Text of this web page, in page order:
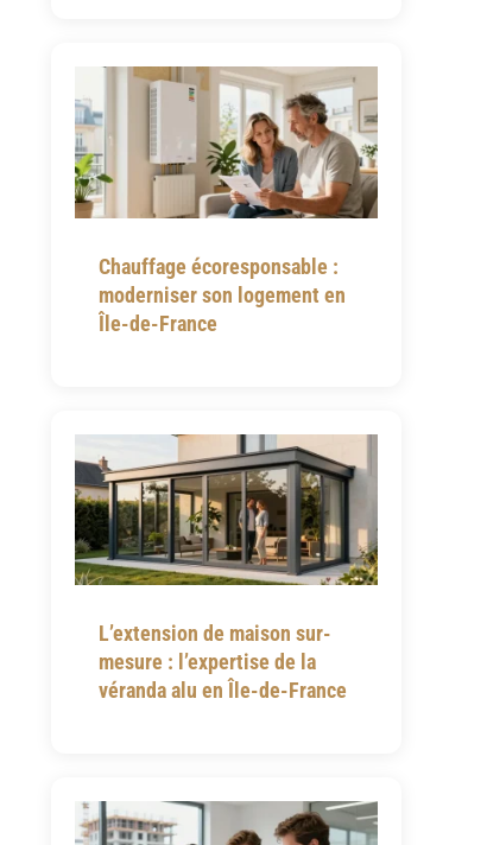
Chauffage écoresponsable :
moderniser son logement en
Île-de-France
L’extension de maison sur-
mesure : l’expertise de la
véranda alu en Île-de-France